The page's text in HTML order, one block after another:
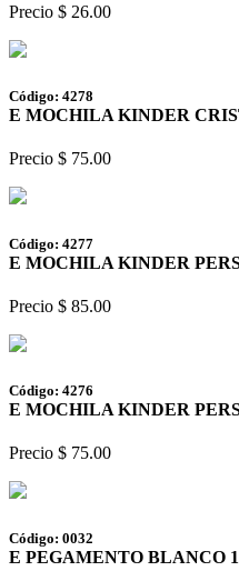
Precio $ 26.00
Código: 4278
E MOCHILA KINDER
Precio $ 75.00
Código: 4277
E MOCHILA KINDER
Precio $ 85.00
Código: 4276
E MOCHILA KINDER
Precio $ 75.00
Código: 0032
E PEGAMENTO BLANCO